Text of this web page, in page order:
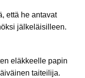
että he antavat
jälkeläisilleen.
eläkkeelle papin
taiteilija.